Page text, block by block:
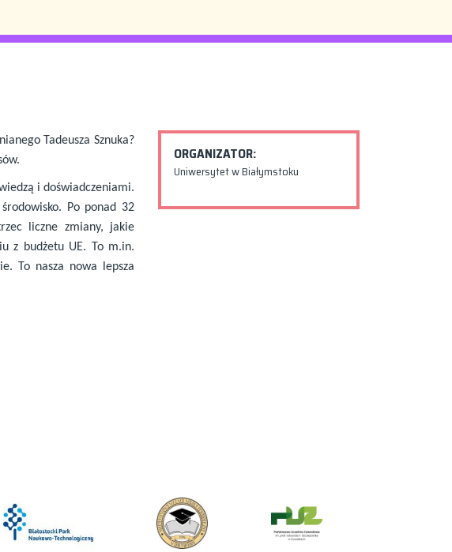
Tadeusza Sznuka?
i doświadczeniami.
Po ponad 32
liczne zmiany, jakie
z budżetu UE. To m.in.
To nasza nowa lepsza
ORGANIZATOR:
Uniwersytet w Białymstoku